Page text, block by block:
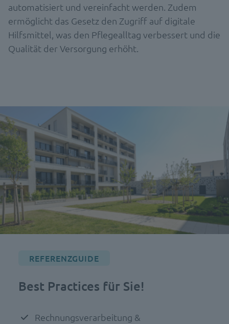
automatisiert und vereinfacht werden. Zudem
ermöglicht das Gesetz den Zugriff auf digitale
Hilfsmittel, was den Pflegealltag verbessert und die
Qualität der Versorgung erhöht.
REFERENZGUIDE
Best Practices für Sie!
Rechnungsverarbeitung &